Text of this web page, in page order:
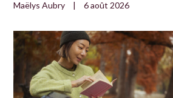
Maëlys Aubry | 6 août 2026